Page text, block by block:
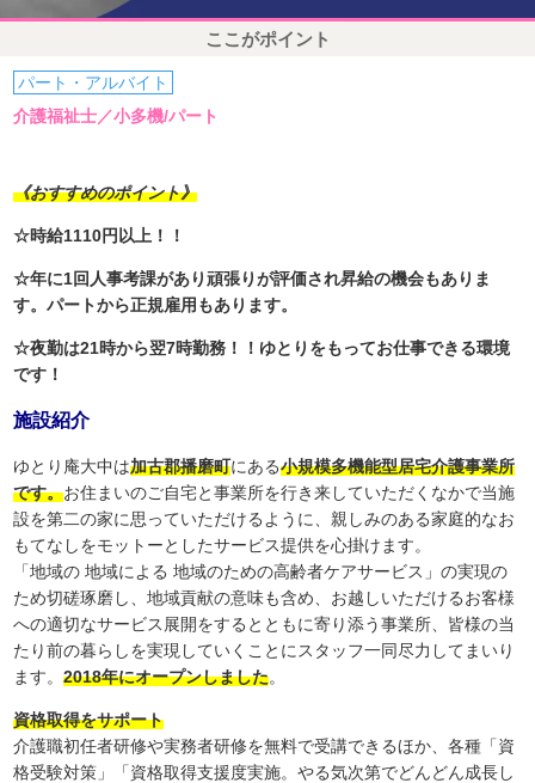
ここがポイント
パート・アルバイト
介護福祉士／小多機/パート
《おすすめのポイント》
☆時給1110円以上！！
☆年に1回人事考課があり頑張りが評価され昇給の機会もありま
す。パートから正規雇用もあります。
☆夜勤は21時から翌7時勤務！！ゆとりをもってお仕事できる環境
です！
施設紹介
ゆとり庵大中は加古郡播磨町にある小規模多機能型居宅介護事業所
です。お住まいのご自宅と事業所を行き来していただくなかで当施
設を第二の家に思っていただけるように、親しみのある家庭的なお
もてなしをモットーとしたサービス提供を心掛けます。
「地域の 地域による 地域のための高齢者ケアサービス」の実現の
ため切磋琢磨し、地域貢献の意味も含め、お越しいただけるお客様
への適切なサービス展開をするとともに寄り添う事業所、皆様の当
たり前の暮らしを実現していくことにスタッフ一同尽力してまいり
ます。2018年にオープンしました。
資格取得をサポート
介護職初任者研修や実務者研修を無料で受講できるほか、各種「資
格受験対策」「資格取得支援度実施。やる気次第でどんどん成長し